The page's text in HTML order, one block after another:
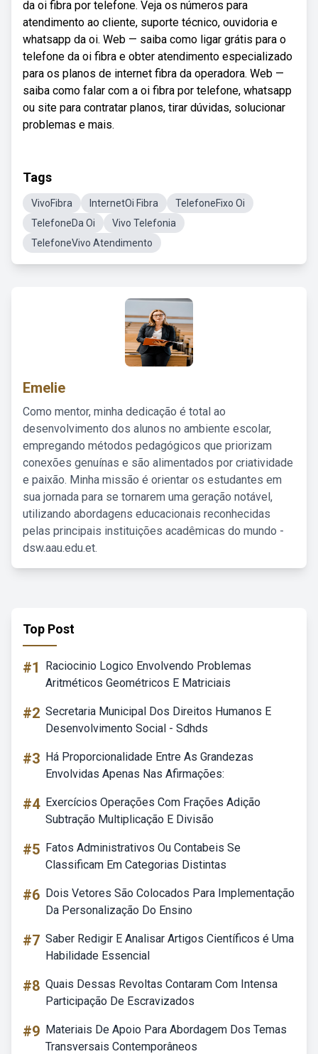
da oi fibra por telefone. Veja os números para
atendimento ao cliente, suporte técnico, ouvidoria e
whatsapp da oi. Web — saiba como ligar grátis para o
telefone da oi fibra e obter atendimento especializado
para os planos de internet fibra da operadora. Web —
saiba como falar com a oi fibra por telefone, whatsapp
ou site para contratar planos, tirar dúvidas, solucionar
problemas e mais.
Tags
VivoFibra InternetOi Fibra
TelefoneFixo Oi
TelefoneDa Oi
Vivo Telefonia
TelefoneVivo Atendimento
Emelie
Como mentor, minha dedicação é total ao
desenvolvimento dos alunos no ambiente escolar,
empregando métodos pedagógicos que priorizam
conexões genuínas e são alimentados por criatividade
e paixão. Minha missão é orientar os estudantes em
sua jornada para se tornarem uma geração notável,
utilizando abordagens educacionais reconhecidas
pelas principais instituições acadêmicas do mundo -
dsw.aau.edu.et.
Top Post
#1
Raciocinio Logico Envolvendo Problemas
Aritméticos Geométricos E Matriciais
#2 Secretaria Municipal Dos Direitos Humanos E
Desenvolvimento Social - Sdhds
#3 Há Proporcionalidade Entre As Grandezas
Envolvidas Apenas Nas Afirmações:
#4 Exercícios Operações Com Frações Adição
Subtração Multiplicação E Divisão
#5 Fatos Administrativos Ou Contabeis Se
Classificam Em Categorias Distintas
#6 Dois Vetores São Colocados Para Implementação
Da Personalização Do Ensino
#7 Saber Redigir E Analisar Artigos Científicos é Uma
Habilidade Essencial
#8 Quais Dessas Revoltas Contaram Com Intensa
Participação De Escravizados
#9 Materiais De Apoio Para Abordagem Dos Temas
Transversais Contemporâneos